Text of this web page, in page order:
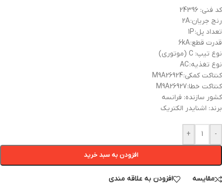
کد فنی: 24396
رنج جریان: 2A
تعداد پل: 1P
قدرت قطع: 6kA
نوع تیپ: C (موتوری)
نوع تغذیه: AC
کنتاکت کمکی: M9A26924
کنتاکت خطا: M9A26927
کشور سازنده: فرانسه
برند: اشنایدر الکتریک
-
+
افزودن به سبد خرید
مقایسه افزودن به علاقه مندی